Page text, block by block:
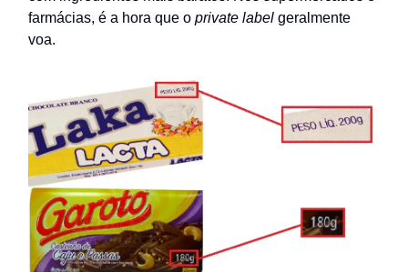
farmácias, é a hora que o private label geralmente
voa.